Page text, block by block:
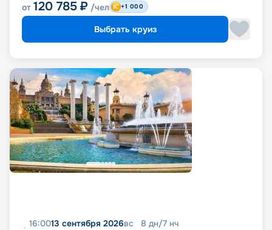
от 120 785 ₽ /чел +1 000
Выбрать круиз
16:0013 сентября 2026вс 8 дн/7 нч